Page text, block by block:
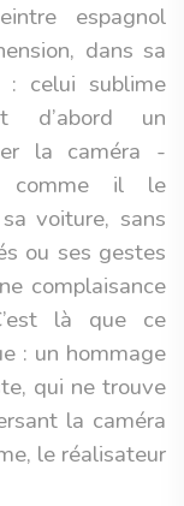
espagnol
dans sa
: celui sublime
d’abord un
la caméra -
comme il le
voiture, sans
ou ses gestes
complaisance
là que ce
: un hommage
qui ne trouve
la caméra
le réalisateur